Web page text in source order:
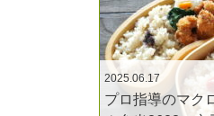
2025.06.17
プロ指導のマク